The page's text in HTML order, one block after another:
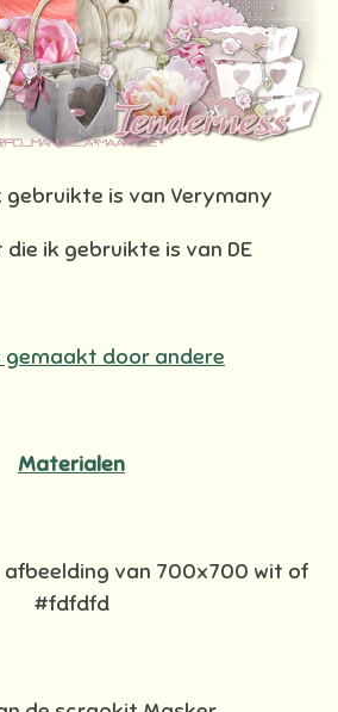
gebruikte is van Verymany
ik gebruikte is van DE
gemaakt door andere
Materialen
afbeelding van 700x700 wit of
#fdfdfd